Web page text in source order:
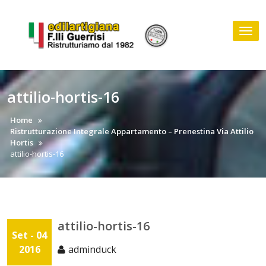
content
attilio-hortis-16
Home
Ristrutturazione Integrale Appartamento – Prenestina Via Attilio
Hortis
attilio-hortis-16
Set - 04
2016
attilio-hortis-16
adminduck